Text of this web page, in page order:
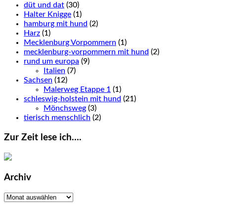
düt und dat (30)
Halter Knigge (1)
hamburg mit hund (2)
Harz (1)
Mecklenburg Vorpommern (1)
mecklenburg-vorpommern mit hund (2)
rund um europa (9)
Italien (7)
Sachsen (12)
Malerweg Etappe 1 (1)
schleswig-holstein mit hund (21)
Mönchsweg (3)
tierisch menschlich (2)
Zur Zeit lese ich….
Archiv
Archiv